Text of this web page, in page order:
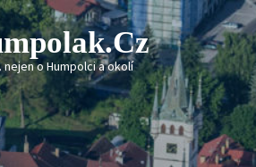
nejen o Humpolci a okolí